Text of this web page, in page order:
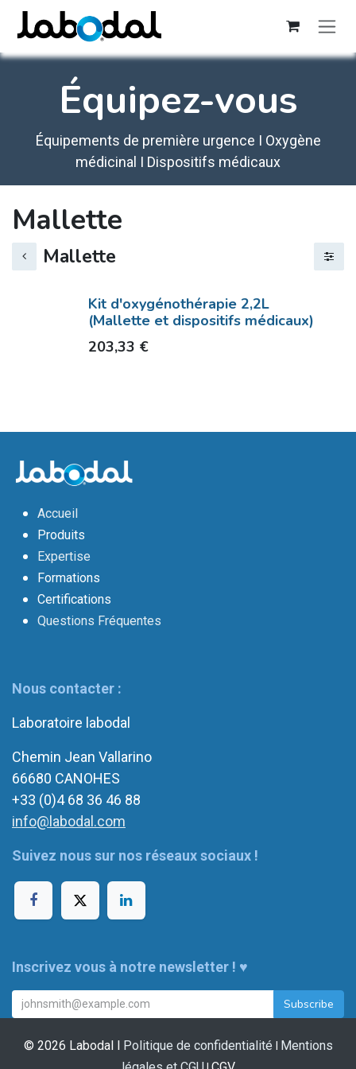
Se rendre au contenu
Équipez-vous
Équipements de première urgence I Oxygène
médicinal I Dispositifs médicaux
Mallette
Mallette
Kit d'oxygénothérapie 2,2L
(Mallette et dispositifs médicaux)
203,33 €
Accueil
Produits
Expertise
Formations
Certifications
Questions Fréquentes
Nous contacter :
Laboratoire labodal
Chemin Jean Vallarino
66680 CANOHES
+33 (0)4 68 36 46 88
info@labodal.com
Suivez nous sur nos réseaux sociaux !
Inscrivez vous à notre newsletter ! ♥
Subscribe
© 2026 Labodal I Politique de confidentialité
Mentions